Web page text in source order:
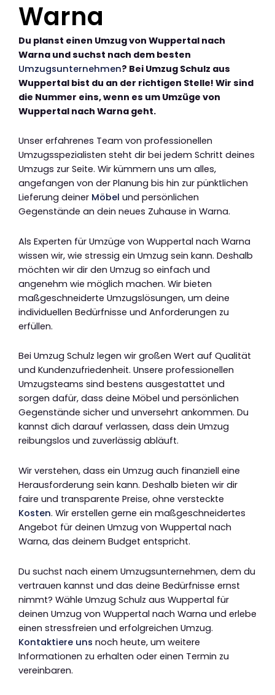
Warna
Du planst einen Umzug von Wuppertal nach
Warna und suchst nach dem besten
Umzugsunternehmen? Bei Umzug Schulz aus
Wuppertal bist du an der richtigen Stelle! Wir sind
die Nummer eins, wenn es um Umzüge von
Wuppertal nach Warna geht.
Unser erfahrenes Team von professionellen
Umzugsspezialisten steht dir bei jedem Schritt deines
Umzugs zur Seite. Wir kümmern uns um alles,
angefangen von der Planung bis hin zur pünktlichen
Lieferung deiner Möbel und persönlichen
Gegenstände an dein neues Zuhause in Warna.
Als Experten für Umzüge von Wuppertal nach Warna
wissen wir, wie stressig ein Umzug sein kann. Deshalb
möchten wir dir den Umzug so einfach und
angenehm wie möglich machen. Wir bieten
maßgeschneiderte Umzugslösungen, um deine
individuellen Bedürfnisse und Anforderungen zu
erfüllen.
Bei Umzug Schulz legen wir großen Wert auf Qualität
und Kundenzufriedenheit. Unsere professionellen
Umzugsteams sind bestens ausgestattet und
sorgen dafür, dass deine Möbel und persönlichen
Gegenstände sicher und unversehrt ankommen. Du
kannst dich darauf verlassen, dass dein Umzug
reibungslos und zuverlässig abläuft.
Wir verstehen, dass ein Umzug auch finanziell eine
Herausforderung sein kann. Deshalb bieten wir dir
faire und transparente Preise, ohne versteckte
Kosten. Wir erstellen gerne ein maßgeschneidertes
Angebot für deinen Umzug von Wuppertal nach
Warna, das deinem Budget entspricht.
Du suchst nach einem Umzugsunternehmen, dem du
vertrauen kannst und das deine Bedürfnisse ernst
nimmt? Wähle Umzug Schulz aus Wuppertal für
deinen Umzug von Wuppertal nach Warna und erlebe
einen stressfreien und erfolgreichen Umzug.
Kontaktiere uns noch heute, um weitere
Informationen zu erhalten oder einen Termin zu
vereinbaren.